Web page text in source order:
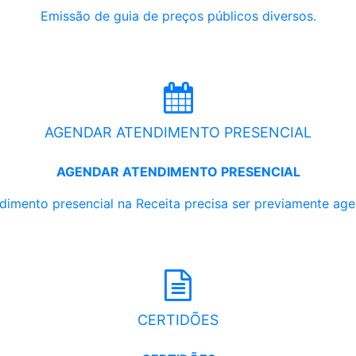
Emissão de guia de preços públicos diversos.
AGENDAR ATENDIMENTO PRESENCIAL
AGENDAR ATENDIMENTO PRESENCIAL
presencial na Receita precisa ser previamente
CERTIDÕES